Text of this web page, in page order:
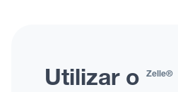
Utilizar o Zelle®